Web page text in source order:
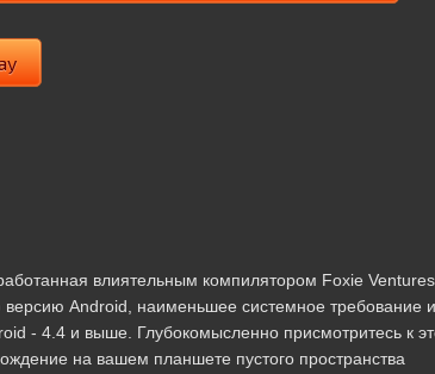
влиятельным компилятором Foxie Ventures.
Android, наименьшее системное требование
- 4.4 и выше. Глубокомысленно присмотритесь к
на вашем планшете пустого пространства